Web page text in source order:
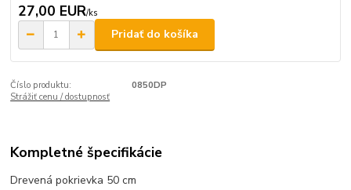
27,00 EUR/ks
Pridať do košíka
Číslo produktu:
0850DP
Strážiť cenu / dostupnosť
Kompletné špecifikácie
Drevená pokrievka 50 cm